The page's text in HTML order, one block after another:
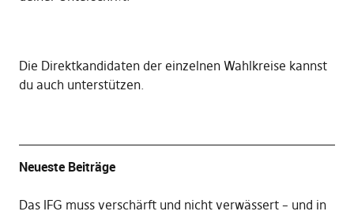
Die Direktkandidaten der einzelnen Wahlkreise kannst
du auch unterstützen.
Neueste Beiträge
Das IFG muss verschärft und nicht verwässert – und in